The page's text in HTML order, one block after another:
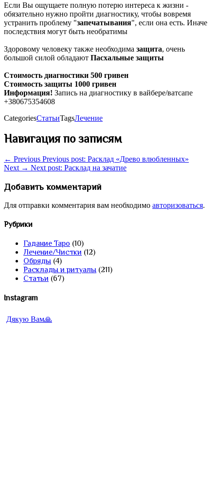
Если Вы ощущаете полную потерю интереса к жизни -
обязательно нужно пройти диагностику, чтобы вовремя
устранить проблему "запечатывания", если она есть. Иначе
последствия могут быть необратимы
Здоровому человеку также необходима защита, очень
большой силой обладают Пасхальные защиты
Стоимость диагностики 500 гривен
Стоимость защиты 1000 гривен
Информация! Запись на диагностику в вайбере/ватсапе
+380675354608
CategoriesСтатьиTagsЛечение
Навигация по записям
← Previous Previous post: Расклад «Древо влюбленных»
Next → Next post: Расклад на зачатие
Добавить комментарий
Для отправки комментария вам необходимо авторизоваться.
Рубрики
Гадание Таро (10)
Лечение/Чистки (12)
Обряды (4)
Расклады и ритуалы (211)
Статьи (67)
Instagram
Дякую Вам🙏